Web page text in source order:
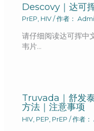
Descovy｜达可
PrEP HIV / 作者：
请仔细阅读达可挥中
韦片…
Truvada｜舒发
方法｜注意事项
HIV PEP PrEP / 作者：